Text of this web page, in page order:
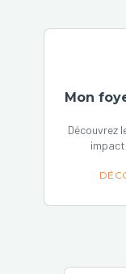
Mon
Découvrez